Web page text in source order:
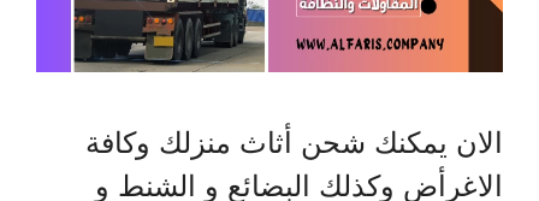
الان يمكنك شحن أثاث منزلك وكافة
الاغرأض وكذلك البضائع و الشنط و